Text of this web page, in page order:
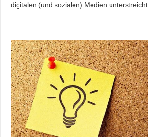
digitalen (und sozialen) Medien unterstreicht.